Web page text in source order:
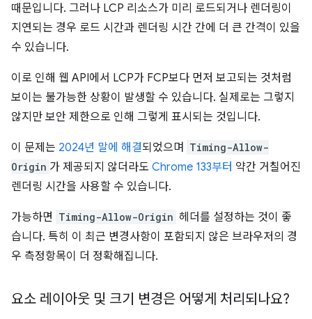
때문입니다. 그러나 LCP 리소스가 미리 로드되거나 렌더링이
지연되는 경우 로드 시간과 렌더링 시간 간에 더 큰 간격이 있을
수 있습니다.
이로 인해 웹 API에서 LCP가 FCP보다 먼저 보고되는 것처럼
보이는 불가능한 상황이 발생할 수 있습니다. 실제로는 그렇지
않지만 보안 제한으로 인해 그렇게 표시되는 것입니다.
이 문제는 2024년 말에 해결되었으며
Timing-Allow-
Origin 가 제공되지 않더라도 Chrome 133부터 약간 거칠어진
렌더링 시간을 사용할 수 있습니다.
가능하면 Timing-Allow-Origin 헤더를 설정하는 것이 좋
습니다. 특히 이 최근 변경사항이 포함되지 않은 브라우저의 경
우 측정항목이 더 정확해집니다.
요소 레이아웃 및 크기 변경은 어떻게 처리되나요?